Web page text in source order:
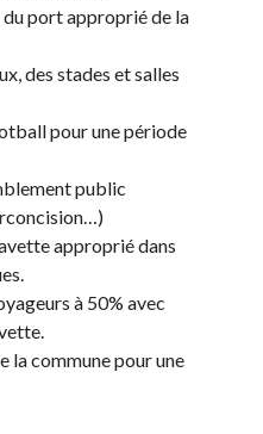
port approprié de la
des stades et salles
pour une période
public
approprié dans
à 50% avec
la commune pour une